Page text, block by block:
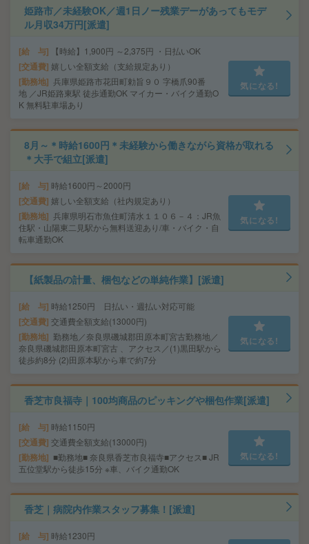
姫路市／未経験OK／週1日ノー残業デーがあってもモデ
ル月収34万円[派遣]
給 与 【時給】1,900円 ～2,375円 ・日払いOK
交通費 嬉しい全額支給（支給規定あり）
勤務地 兵庫県姫路市花田町勅旨９０ 字橋爪90番
地 ／JR姫路東駅 徒歩通勤OK マイカー・バイク通勤O
K 無料駐車場あり
気になる!
8月～＊時給1600円＊未経験から働きながら資格が取れる
＊大手で組立[派遣]
給 与 時給1600円～2000円
交通費 嬉しい全額支給（社内規定あり）
勤務地 兵庫県明石市魚住町清水１１０６－４：JR魚
住駅・山陽東二見駅から無料送迎あり/車・バイク・自
転車通勤OK
気になる!
【紙製品の計量、梱包などの単純作業】[派遣]
給 与 時給1250円 日払い・週払い対応可能
交通費 交通費全額支給(13000円)
勤務地 勤務地／奈良県磯城郡田原本町宮古勤務地／
奈良県磯城郡田原本町宮古 、アクセス／(1)黒田駅から
徒歩約8分 (2)田原本駅から車で約7分
気になる!
香芝市良福寺｜100均商品のピッキングや梱包作業[派遣]
給 与 時給1150円
交通費 交通費全額支給(13000円)
勤務地
■勤務地■ 奈良県香芝市良福寺■アクセス■ JR
五位堂駅から徒歩15分 ※車、バイク通勤OK
気になる!
香芝｜病院内作業スタッフ募集！[派遣]
給 与 時給1230円